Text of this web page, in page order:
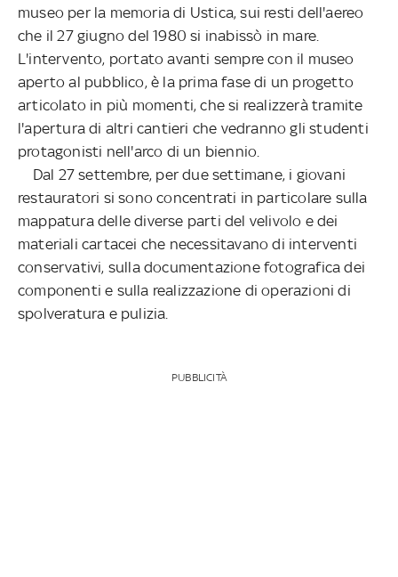
museo per la memoria di Ustica, sui resti dell'aereo
che il 27 giugno del 1980 si inabissò in mare.
L'intervento, portato avanti sempre con il museo
aperto al pubblico, è la prima fase di un progetto
articolato in più momenti, che si realizzerà tramite
l'apertura di altri cantieri che vedranno gli studenti
protagonisti nell'arco di un biennio.
Dal 27 settembre, per due settimane, i giovani
restauratori si sono concentrati in particolare sulla
mappatura delle diverse parti del velivolo e dei
materiali cartacei che necessitavano di interventi
conservativi, sulla documentazione fotografica dei
componenti e sulla realizzazione di operazioni di
spolveratura e pulizia.
PUBBLICITÀ